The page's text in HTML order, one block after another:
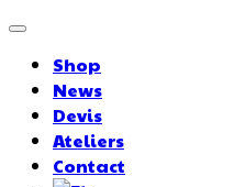
Shop
News
Devis
Ateliers
Contact